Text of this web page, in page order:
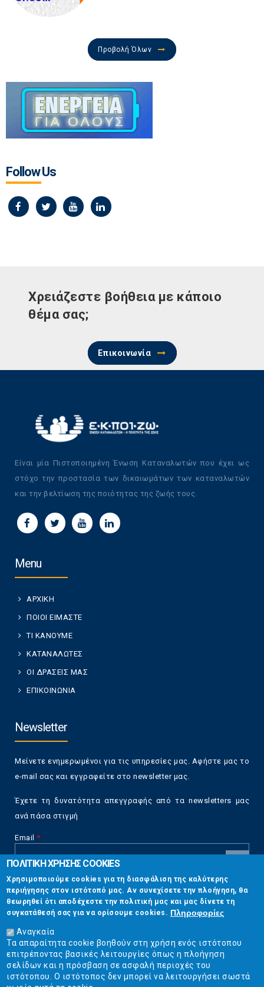
Προβολή Όλων
Follow Us
Χρειάζεστε βοήθεια με κάποιο
θέμα σας;
Επικοινωνία
Είναι μία Πιστοποιημένη Ένωση Καταναλωτών που έχει ως
στόχο την προστασία των δικαιωμάτων των καταναλωτών
και την βελτίωση της ποιότητας της ζωής τους.
Menu
ΑΡΧΙΚΗ
ΠΟΙΟΙ ΕΙΜΑΣΤΕ
ΤΙ ΚΑΝΟΥΜΕ
ΚΑΤΑΝΑΛΩΤΕΣ
ΟΙ ΔΡΑΣΕΙΣ ΜΑΣ
ΕΠΙΚΟΙΝΩΝΙΑ
Newsletter
Μείνετε ενημερωμένοι για τις υπηρεσίες μας. Αφήστε μας το
e-mail σας και εγγραφείτε στο newsletter μας.
Έχετε τη δυνατότητα απεγγραφής από τα newsletters μας
ανά πάσα στιγμή
Email *
CAPTCHA
This
question is
for testing
whether or
not you are a
human visitor
and to
prevent
automated
spam
Επικοινωνία
Στουρνάρη 17, Αθήνα 10683
2103304444
info@ekpizo.gr
ΠΟΛΙΤΙΚΗ ΧΡΗΣΗΣ COOKIES
Χρησιμοποιούμε cookies για τη διασφάλιση της καλύτερης
περιήγησης στον ιστότοπό μας. Αν συνεχίσετε την πλοήγηση, θα
θεωρηθεί ότι αποδέχεστε την πολιτική μας και μας δίνετε τη
συγκατάθεσή σας για να ορίσουμε cookies. Πληροφορίες
Αναγκαία
Τα απαραίτητα cookie βοηθούν στη χρήση ενός ιστότοπου
επιτρέποντας βασικές λειτουργίες όπως η πλοήγηση
σελίδων και η πρόσβαση σε ασφαλή περιοχές του
ιστότοπου. Ο ιστότοπος δεν μπορεί να λειτουργήσει σωστά